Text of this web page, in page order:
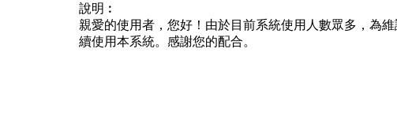
說明︰
親愛的使用者，您好！由於目前系統使用人數眾多，為
續使用本系統。感謝您的配合。